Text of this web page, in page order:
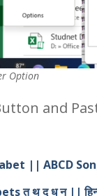
Option
and
|| ABCD
त थ द ध न ||